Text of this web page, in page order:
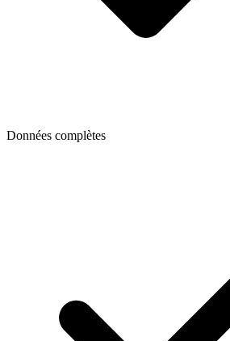
Données complètes